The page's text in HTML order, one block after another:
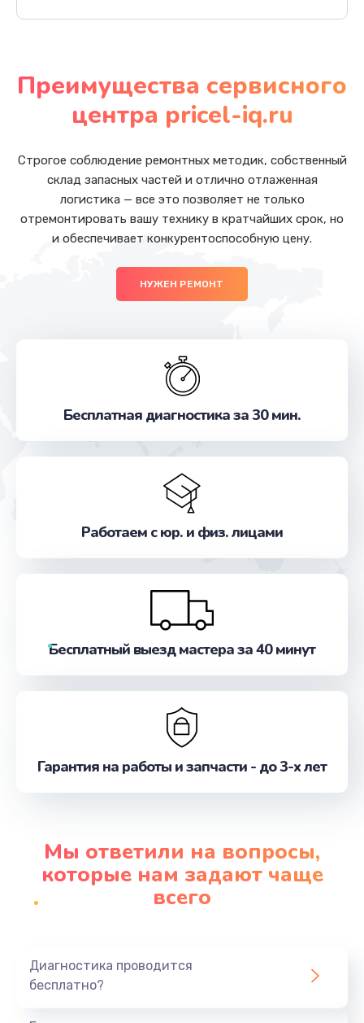
Преимущества сервисного
центра pricel-iq.ru
Строгое соблюдение ремонтных методик, собственный
склад запасных частей и отлично отлаженная
логистика — все это позволяет не только
отремонтировать вашу технику в кратчайших срок, но
и обеспечивает конкурентоспособную цену.
НУЖЕН РЕМОНТ
Бесплатная диагностика за 30 мин.
Работаем с юр. и физ. лицами
Бесплатный выезд мастера за 40 минут
Гарантия на работы и запчасти - до 3-х лет
Мы ответили на вопросы,
которые нам задают чаще
всего
Диагностика проводится
бесплатно?